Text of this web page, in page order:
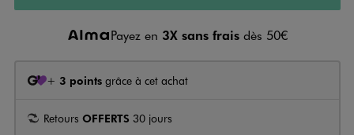
Payez en 3X sans frais dès 50€
+ 3 points grâce à cet achat
Retours OFFERTS 30 jours